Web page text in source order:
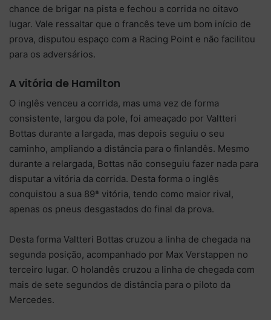
chance de brigar na pista e fechou a corrida no oitavo
lugar. Vale ressaltar que o francês teve um bom início de
prova, disputou espaço com a Racing Point e não facilitou
para os adversários.
A vitória de Hamilton
O inglês venceu a corrida, mas uma vez de forma
consistente, largou da pole, foi ameaçado por Valtteri
Bottas durante a largada, mas depois seguiu o seu
caminho, ampliando a distância para o finlandês. Mesmo
durante a relargada, Bottas não conseguiu fazer nada para
disputar a vitória da corrida. Desta forma o inglês
conquistou a sua 89ª vitória, tendo como maior rival,
apenas os pneus desgastados do final da prova.
Desta forma Valtteri Bottas cruzou a linha de chegada na
segunda posição, acompanhado por Max Verstappen no
terceiro lugar. O holandês cruzou a linha de chegada com
mais de sete segundos de distância para o piloto da
Mercedes.